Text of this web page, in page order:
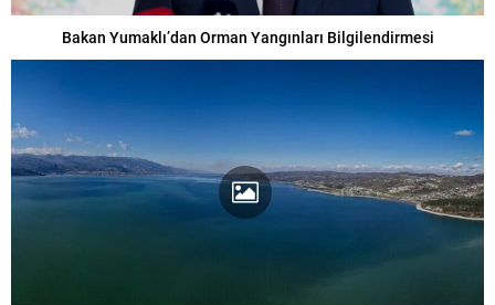
Bakan Yumaklı’dan Orman Yangınları Bilgilendirmesi